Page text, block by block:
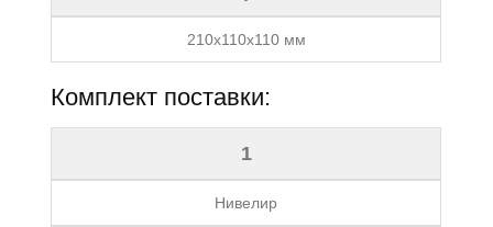
210x110x110 мм
Комплект поставки:
1
Нивелир